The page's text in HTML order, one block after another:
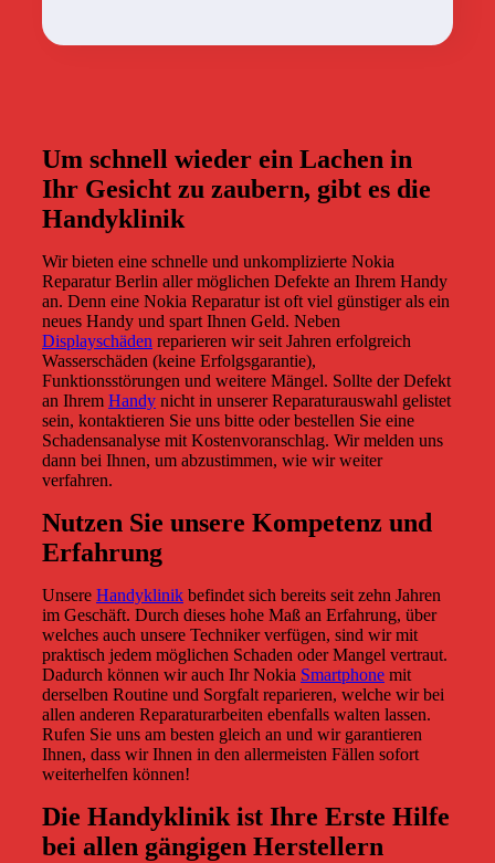
Um schnell wieder ein Lachen in
Ihr Gesicht zu zaubern, gibt es die
Handyklinik
Wir bieten eine schnelle und unkomplizierte Nokia
Reparatur Berlin aller möglichen Defekte an Ihrem Handy
an. Denn eine Nokia Reparatur ist oft viel günstiger als ein
neues Handy und spart Ihnen Geld. Neben
Displayschäden reparieren wir seit Jahren erfolgreich
Wasserschäden (keine Erfolgsgarantie),
Funktionsstörungen und weitere Mängel. Sollte der Defekt
an Ihrem Handynicht in unserer Reparaturauswahl gelistet
sein, kontaktieren Sie uns bitte oder bestellen Sie eine
Schadensanalyse mit Kostenvoranschlag. Wir melden uns
dann bei Ihnen, um abzustimmen, wie wir weiter
verfahren.
Nutzen Sie unsere Kompetenz und
Erfahrung
Unsere Handyklinikbefindet sich bereits seit zehn Jahren
im Geschäft. Durch dieses hohe Maß an Erfahrung, über
welches auch unsere Techniker verfügen, sind wir mit
praktisch jedem möglichen Schaden oder Mangel vertraut.
Dadurch können wir auch Ihr Nokia Smartphonemit
derselben Routine und Sorgfalt reparieren, welche wir bei
allen anderen Reparaturarbeiten ebenfalls walten lassen.
Rufen Sie uns am besten gleich an und wir garantieren
Ihnen, dass wir Ihnen in den allermeisten Fällen sofort
weiterhelfen können!
Die Handyklinik ist Ihre Erste Hilfe
bei allen gängigen Herstellern